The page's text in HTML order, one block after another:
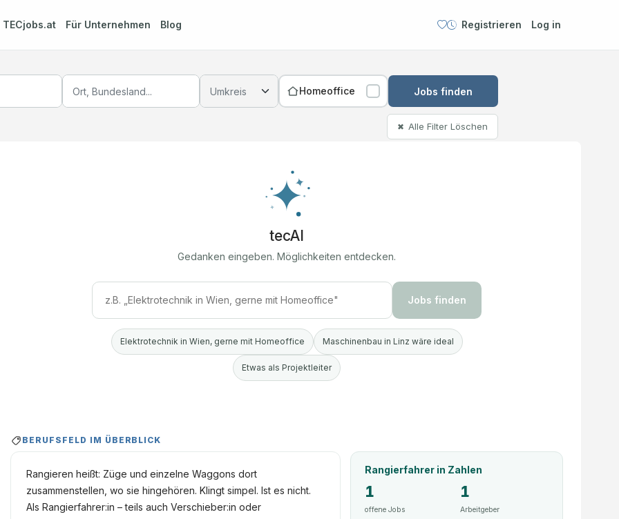
TECjobs.at Für Unternehmen Blog Registrieren Log in
Homeoffice Jobs finden
✖ Alle Filter Löschen
tecAI
Gedanken eingeben. Möglichkeiten entdecken.
Jobs finden
Elektrotechnik in Wien, gerne mit Homeoffice Maschinenbau in Linz wäre ideal
Etwas als Projektleiter
BERUFSFELD IM ÜBERBLICK
Rangieren heißt: Züge und einzelne Waggons dort
zusammenstellen, wo sie hingehören. Klingt simpel. Ist es nicht.
Als Rangierfahrer:in – teils auch Verschieber:in oder
Rangierfahrerin Zahlen
1
offene Jobs
1
Arbeitgeber